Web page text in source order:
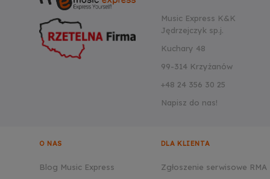
Music Express K&K
Jędrzejczyk sp.j.
Kuchary 48
99-314 Krzyżanów
+48 24 356 30 25
Napisz do nas!
O NAS
Blog Music Express
DLA KLIENTA
Zgłoszenie serwisowe RMA